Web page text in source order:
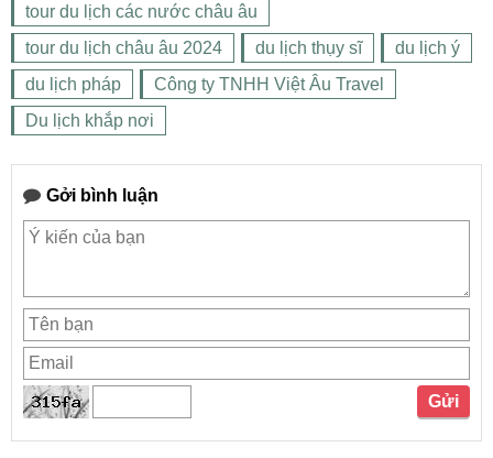
tour du lịch các nước châu âu
tour du lịch châu âu 2024
du lịch thụy sĩ
du lịch ý
du lịch pháp
Công ty TNHH Việt Âu Travel
Du lịch khắp nơi
Gởi bình luận